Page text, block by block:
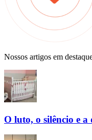
Nossos artigos em
O luto, o silêncio e